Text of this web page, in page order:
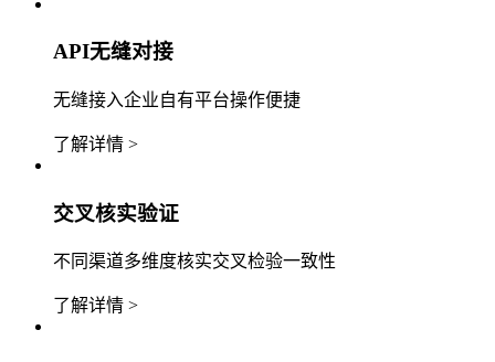
API无缝对接
无缝接入企业自有平台操作便捷
了解详情 >
交叉核实验证
不同渠道多维度核实交叉检验一致性
了解详情 >